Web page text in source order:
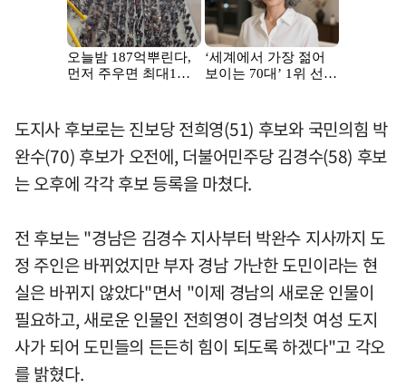
도지사 후보로는 진보당 전희영(51) 후보와 국민의힘 박
완수(70) 후보가 오전에, 더불어민주당 김경수(58) 후보
는 오후에 각각 후보 등록을 마쳤다.
전 후보는 "경남은 김경수 지사부터 박완수 지사까지 도
정 주인은 바뀌었지만 부자 경남 가난한 도민이라는 현
실은 바뀌지 않았다"면서 "이제 경남의 새로운 인물이
필요하고, 새로운 인물인 전희영이 경남의첫 여성 도지
사가 되어 도민들의 든든히 힘이 되도록 하겠다"고 각오
를 밝혔다.